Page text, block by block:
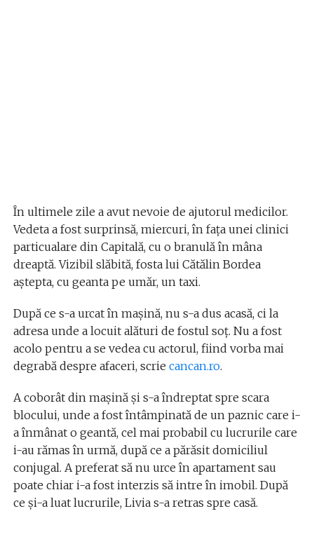
În ultimele zile a avut nevoie de ajutorul medicilor.
Vedeta a fost surprinsă, miercuri, în fața unei clinici
particualare din Capitală, cu o branulă în mâna
dreaptă. Vizibil slăbită, fosta lui Cătălin Bordea
aștepta, cu geanta pe umăr, un taxi.
După ce s-a urcat în mașină, nu s-a dus acasă, ci la
adresa unde a locuit alături de fostul soț. Nu a fost
acolo pentru a se vedea cu actorul, fiind vorba mai
degrabă despre afaceri, scrie cancan.ro.
A coborât din mașină și s-a îndreptat spre scara
blocului, unde a fost întâmpinată de un paznic care i-
a înmânat o geantă, cel mai probabil cu lucrurile care
i-au rămas în urmă, după ce a părăsit domiciliul
conjugal. A preferat să nu urce în apartament sau
poate chiar i-a fost interzis să intre în imobil. După
ce și-a luat lucrurile, Livia s-a retras spre casă.